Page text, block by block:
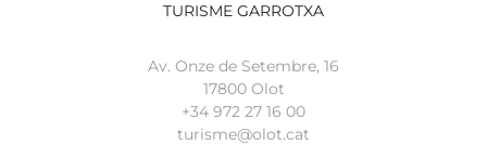
TURISME GARROTXA
Av. Onze de Setembre, 16
17800 Olot
+34 972 27 16 00
turisme@olot.cat